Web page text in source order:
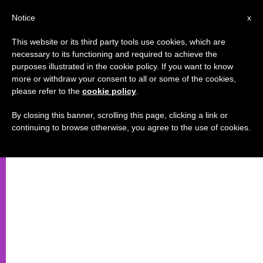
"التبشير الجديد لنشر الإيمان
المسيحي"
x
Notice
This website or its third party tools use cookies, which are
necessary to its functioning and required to achieve the
purposes illustrated in the cookie policy. If you want to know
more or withdraw your consent to all or some of the cookies,
please refer to the cookie policy
By closing this banner, scrolling this page, clicking a link or
continuing to browse otherwise, you agree to the use of cookies.